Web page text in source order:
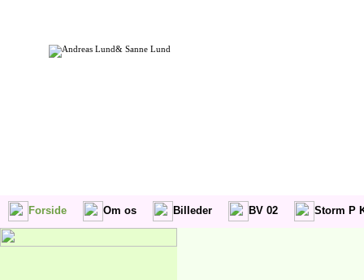
Andreas Lund& Sanne Lund
Forside Om os Billeder BV 02 Storm P